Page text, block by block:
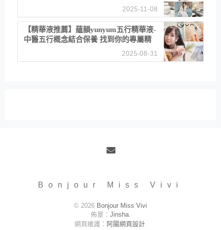
直營直銷、價格透明 高CP值打造夢想
居家風格
2025-11-08
【精華液推薦】蘊韻yunyum五行精華液-
中醫五行概念結合保養 找到你的專屬精
華！ 水㊀土㊀就選「潤・賦精華」維持
肌膚剛剛好的平衡
2025-08-31
Bonjour Miss Vivi
© 2026 Bonjour Miss Vivi
佈景： Jinsha.
網頁維護： 阿腸網頁設計.